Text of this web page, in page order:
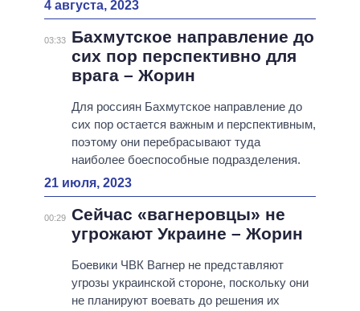
4 августа, 2023
03:33
Бахмутское направление до
сих пор перспективно для
врага – Жорин
Для россиян Бахмутское направление до
сих пор остается важным и перспективным,
поэтому они перебрасывают туда
наиболее боеспособные подразделения.
21 июля, 2023
00:29 Сейчас «вагнеровцы» не
угрожают Украине – Жорин
Боевики ЧВК Вагнер не представляют
угрозы украинской стороне, поскольку они
не планируют воевать до решения их